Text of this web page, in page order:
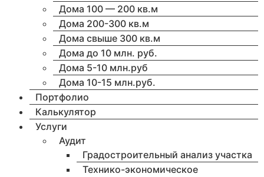
Дома 100 — 200 кв.м
Дома 200-300 кв.м
Дома свыше 300 кв.м
Дома до 10 млн. руб.
Дома 5-10 млн.руб
Дома 10-15 млн.руб.
Портфолио
Калькулятор
Услуги
Аудит
Градостроительный анализ участка
Технико-экономическое